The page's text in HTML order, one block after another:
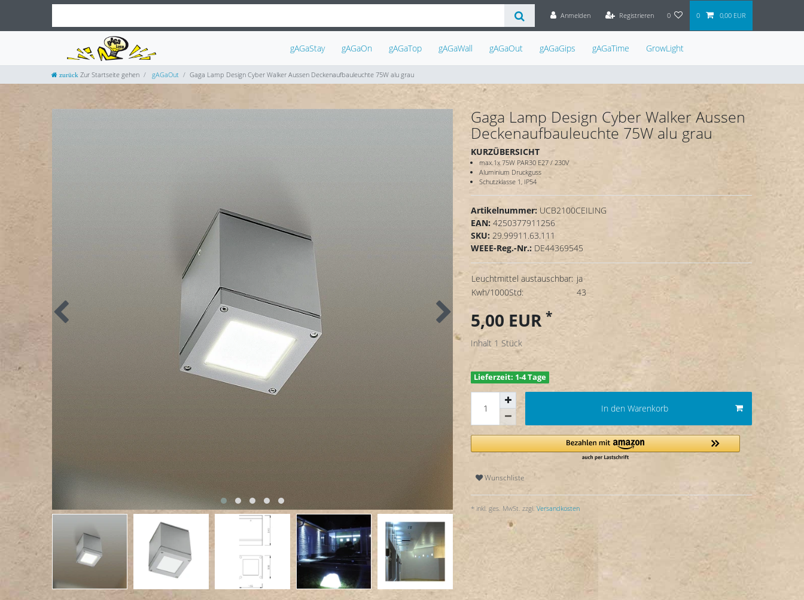
Anmelden Registrieren 0 0 0,00 EUR
gAGaStay gAGaOn gAGaTop gAGaWall gAGaOut gAGaGips gAGaTime GrowLight
Zur Startseite gehen gAGaOut Gaga Lamp Design Cyber Walker Aussen Deckenaufbauleuchte 75W alu grau
Gaga Lamp Design Cyber Walker Aussen
Deckenaufbauleuchte 75W alu grau
KURZÜBERSICHT
max.1x 75W PAR30 E27 / 230V
Aluminium Druckguss
Schutzklasse 1, IP54
Artikelnummer: UCB2100CEILING
EAN: 4250377911256
SKU: 29.99911.63.111
WEEE-Reg.-Nr.: DE44369545
Leuchtmittel austauschbar: ja
Kwh/1000Std:
43
5,00 EUR *
Inhalt 1 Stück
Lieferzeit: 1-4 Tage
In den Warenkorb
Wunschliste
* inkl. ges. MwSt. zzgl. Versandkosten